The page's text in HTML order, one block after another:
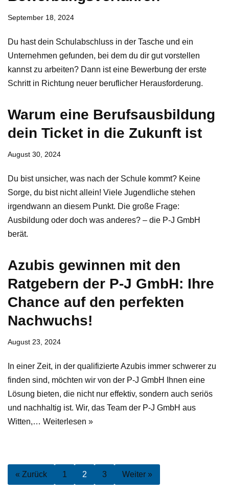
September 18, 2024
Du hast dein Schulabschluss in der Tasche und ein
Unternehmen gefunden, bei dem du dir gut vorstellen
kannst zu arbeiten? Dann ist eine Bewerbung der erste
Schritt in Richtung neuer beruflicher Herausforderung.
Warum eine Berufsausbildung
dein Ticket in die Zukunft ist
August 30, 2024
Du bist unsicher, was nach der Schule kommt? Keine
Sorge, du bist nicht allein! Viele Jugendliche stehen
irgendwann an diesem Punkt. Die große Frage:
Ausbildung oder doch was anderes? – die P-J GmbH
berät.
Azubis gewinnen mit den
Ratgebern der P-J GmbH: Ihre
Chance auf den perfekten
Nachwuchs!
August 23, 2024
In einer Zeit, in der qualifizierte Azubis immer schwerer zu
finden sind, möchten wir von der P-J GmbH Ihnen eine
Lösung bieten, die nicht nur effektiv, sondern auch seriös
und nachhaltig ist. Wir, das Team der P-J GmbH aus
Witten,… Weiterlesen »
« Zurück 1 2 3 Weiter »